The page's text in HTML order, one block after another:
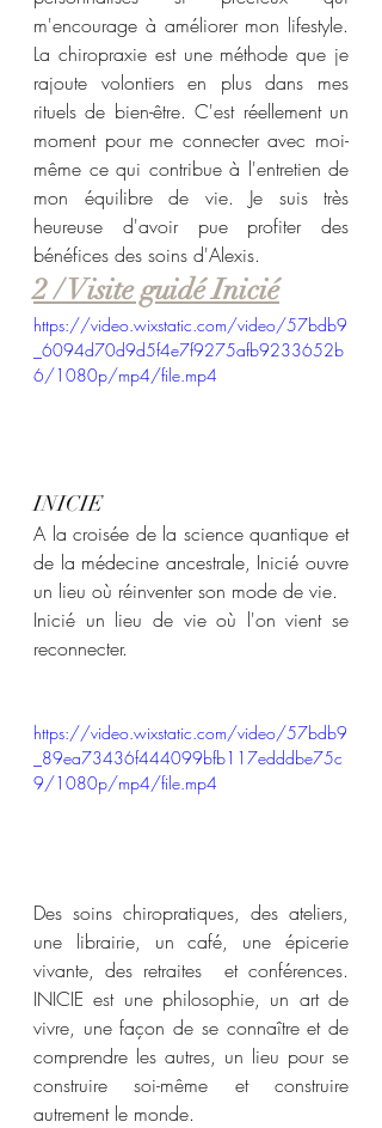
m'encourage à améliorer mon lifestyle
La chiropraxie est une méthode que je
rajoute volontiers en plus dans mes
rituels de bien-être. C'est réellement un
moment pour me connecter avec moi-
même ce qui contribue à l'entretien de
mon équilibre de vie. Je suis très
heureuse d'avoir pue profiter des
bénéfices des soins d'Alexis.
2 / Visite guidé Inicié
https://video.wixstatic.com/video/57bdb9
_6094d70d9d5f4e7f9275afb9233652b
6/1080p/mp4/file.mp4
INICIE
A la croisée de la science quantique et
de la médecine ancestrale, Inicié ouvre
un lieu où réinventer son mode de vie.
Inicié un lieu de vie où l'on vient se
reconnecter.
https://video.wixstatic.com/video/57bdb9
_89ea73436f444099bfb117edddbe75c
9/1080p/mp4/file.mp4
Des soins chiropratiques, des ateliers,
une librairie, un café, une épicerie
vivante, des retraites  et conférences.
INICIE est une philosophie, un art de
vivre, une façon de se connaître et de
comprendre les autres, un lieu pour se
construire soi-même et construire
autrement le monde.